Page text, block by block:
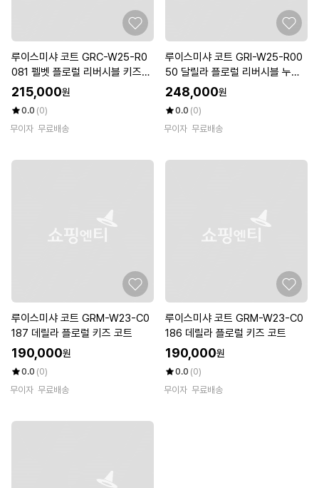
루이스미샤 코트 GRC-W25-R0
081 펠벳 플로럴 리버시블 키즈코
트
215,000원
0.0 (0)
무이자 무료배송
루이스미샤 코트 GRI-W25-R00
50 달릴라 플로럴 리버시블 누빔
키즈코트
248,000원
0.0 (0)
무이자 무료배송
루이스미샤 코트 GRM-W23-C0
187 데릴라 플로럴 키즈 코트
190,000원
0.0 (0)
무이자 무료배송
루이스미샤 코트 GRM-W23-C0
186 데릴라 플로럴 키즈 코트
190,000원
0.0 (0)
무이자 무료배송